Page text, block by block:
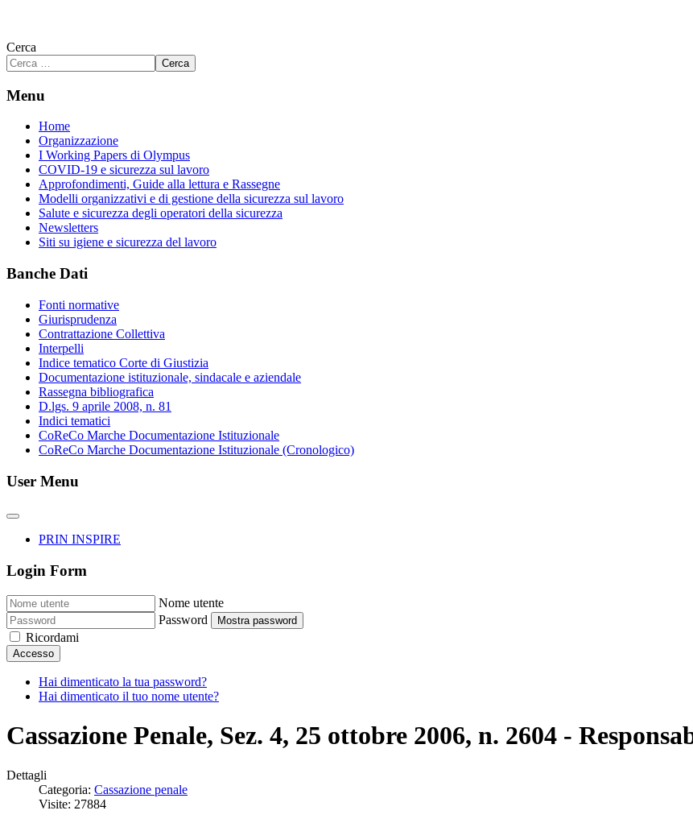
Cerca
Cerca
Menu
Home
Organizzazione
I Working Papers di Olympus
COVID-19 e sicurezza sul lavoro
Approfondimenti, Guide alla lettura e Rassegne
Modelli organizzativi e di gestione della sicurezza sul lavoro
Salute e sicurezza degli operatori della sicurezza
Newsletters
Siti su igiene e sicurezza del lavoro
Banche Dati
Fonti normative
Giurisprudenza
Contrattazione Collettiva
Interpelli
Indice tematico Corte di Giustizia
Documentazione istituzionale, sindacale e aziendale
Rassegna bibliografica
D.lgs. 9 aprile 2008, n. 81
Indici tematici
CoReCo Marche Documentazione Istituzionale
CoReCo Marche Documentazione Istituzionale (Cronologico)
User Menu
PRIN INSPIRE
Login Form
Nome utente
Password
Mostra password
Ricordami
Accesso
Hai dimenticato la tua password?
Hai dimenticato il tuo nome utente?
Cassazione Penale, Sez. 4, 25 ottobre 2006, n. 2604 -
Dettagli
Categoria: Cassazione penale
Visite: 27884